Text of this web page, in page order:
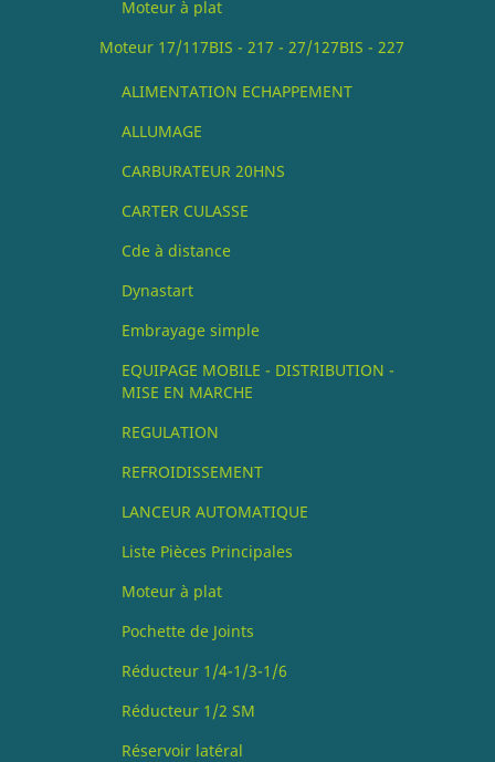
Moteur à plat
Moteur 17/117BIS - 217 - 27/127BIS - 227
ALIMENTATION ECHAPPEMENT
ALLUMAGE
CARBURATEUR 20HNS
CARTER CULASSE
Cde à distance
Dynastart
Embrayage simple
EQUIPAGE MOBILE - DISTRIBUTION -
MISE EN MARCHE
REGULATION
REFROIDISSEMENT
LANCEUR AUTOMATIQUE
Liste Pièces Principales
Moteur à plat
Pochette de Joints
Réducteur 1/4-1/3-1/6
Réducteur 1/2 SM
Réservoir latéral